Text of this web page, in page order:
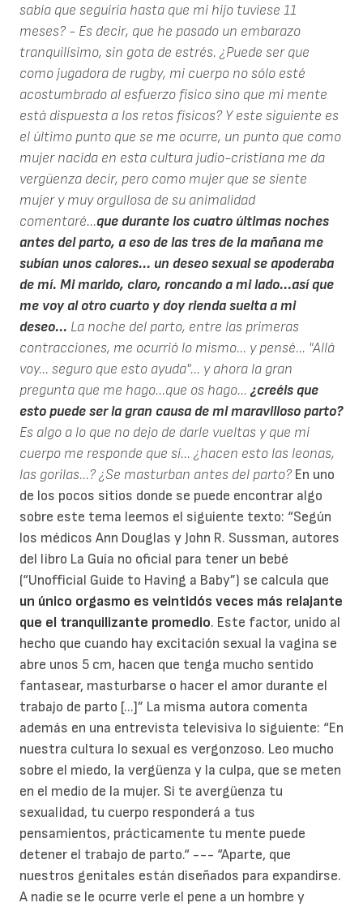
sabía que seguiría hasta que mi hijo tuviese 11
meses? - Es decir, que he pasado un embarazo
tranquilísimo, sin gota de estrés. ¿Puede ser que
como jugadora de rugby, mi cuerpo no sólo esté
acostumbrado al esfuerzo físico sino que mi mente
está dispuesta a los retos físicos? Y este siguiente es
el último punto que se me ocurre, un punto que como
mujer nacida en esta cultura judío-cristiana me da
vergüenza decir, pero como mujer que se siente
mujer y muy orgullosa de su animalidad
comentaré...que durante los cuatro últimas noches
antes del parto, a eso de las tres de la mañana me
subían unos calores... un deseo sexual se apoderaba
de mí. Mi marido, claro, roncando a mi lado...así que
me voy al otro cuarto y doy rienda suelta a mi
deseo... La noche del parto, entre las primeras
contracciones, me ocurrió lo mismo... y pensé... "Allá
voy... seguro que esto ayuda"... y ahora la gran
pregunta que me hago...que os hago... ¿creéis que
esto puede ser la gran causa de mi maravilloso parto?
Es algo a lo que no dejo de darle vueltas y que mi
cuerpo me responde que sí... ¿hacen esto las leonas,
las gorilas...? ¿Se masturban antes del parto? En uno
de los pocos sitios donde se puede encontrar algo
sobre este tema leemos el siguiente texto: “Según
los médicos Ann Douglas y John R. Sussman, autores
del libro La Guía no oficial para tener un bebé
(“Unofficial Guide to Having a Baby”) se calcula que
un único orgasmo es veintidós veces más relajante
que el tranquilizante promedio. Este factor, unido al
hecho que cuando hay excitación sexual la vagina se
abre unos 5 cm, hacen que tenga mucho sentido
fantasear, masturbarse o hacer el amor durante el
trabajo de parto [...]” La misma autora comenta
además en una entrevista televisiva lo siguiente: “En
nuestra cultura lo sexual es vergonzoso. Leo mucho
sobre el miedo, la vergüenza y la culpa, que se meten
en el medio de la mujer. Si te avergüenza tu
sexualidad, tu cuerpo responderá a tus
pensamientos, prácticamente tu mente puede
detener el trabajo de parto.“ --- “Aparte, que
nuestros genitales están diseñados para expandirse.
A nadie se le ocurre verle el pene a un hombre y